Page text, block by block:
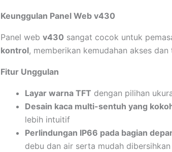
Keunggulan Panel Web v430
Panel web v430 sangat cocok untuk
kontrol, memberikan kemudahan akses
Fitur Unggulan
Layar warna TFT dengan pilihan
Desain kaca multi-sentuh yang
lebih intuitif
Perlindungan IP66 pada bagian
debu dan air serta mudah dibersihkan